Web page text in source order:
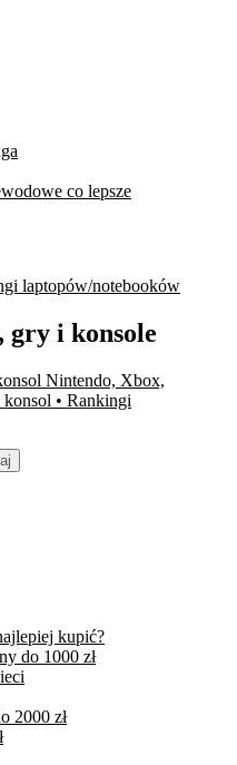
co lepsze
gry i konsole
kupić?
do 1000 zł
2000 zł